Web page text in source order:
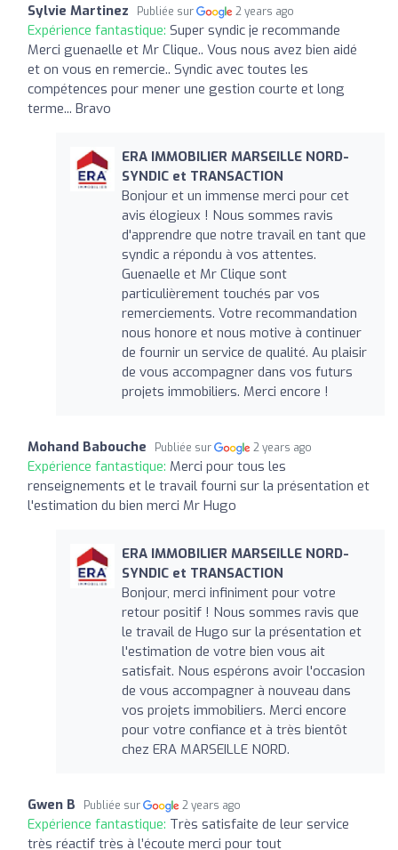
Sylvie Martinez Publiée sur 2 years ago
Expérience fantastique: Super syndic je recommande
Merci guenaelle et Mr Clique.. Vous nous avez bien aidé
et on vous en remercie.. Syndic avec toutes les
compétences pour mener une gestion courte et long
terme... Bravo
ERA IMMOBILIER MARSEILLE NORD-
SYNDIC et TRANSACTION
Bonjour et un immense merci pour cet
avis élogieux ! Nous sommes ravis
d'apprendre que notre travail en tant que
syndic a répondu à vos attentes.
Guenaelle et Mr Clique sont
particulièrement touchés par vos
remerciements. Votre recommandation
nous honore et nous motive à continuer
de fournir un service de qualité. Au plaisir
de vous accompagner dans vos futurs
projets immobiliers. Merci encore !
Mohand Babouche Publiée sur 2 years ago
Expérience fantastique: Merci pour tous les
renseignements et le travail fourni sur la présentation et
l'estimation du bien merci Mr Hugo
ERA IMMOBILIER MARSEILLE NORD-
SYNDIC et TRANSACTION
Bonjour, merci infiniment pour votre
retour positif ! Nous sommes ravis que
le travail de Hugo sur la présentation et
l'estimation de votre bien vous ait
satisfait. Nous espérons avoir l'occasion
de vous accompagner à nouveau dans
vos projets immobiliers. Merci encore
pour votre confiance et à très bientôt
chez ERA MARSEILLE NORD.
Gwen B Publiée sur 2 years ago
Expérience fantastique: Très satisfaite de leur service
très réactif très à l’écoute merci pour tout